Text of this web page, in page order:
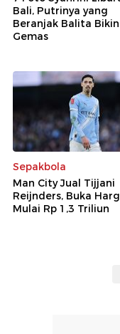
Bali, Putrinya yang
Beranjak Balita Bikin
Gemas
Sepakbola
Man City Jual Tijjani
Reijnders, Buka
Mulai Rp 1,3 Triliun